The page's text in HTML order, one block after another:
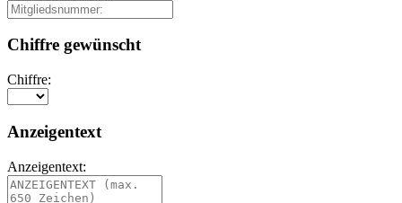
Chiffre gewünscht
Chiffre:
Anzeigentext
Anzeigentext: